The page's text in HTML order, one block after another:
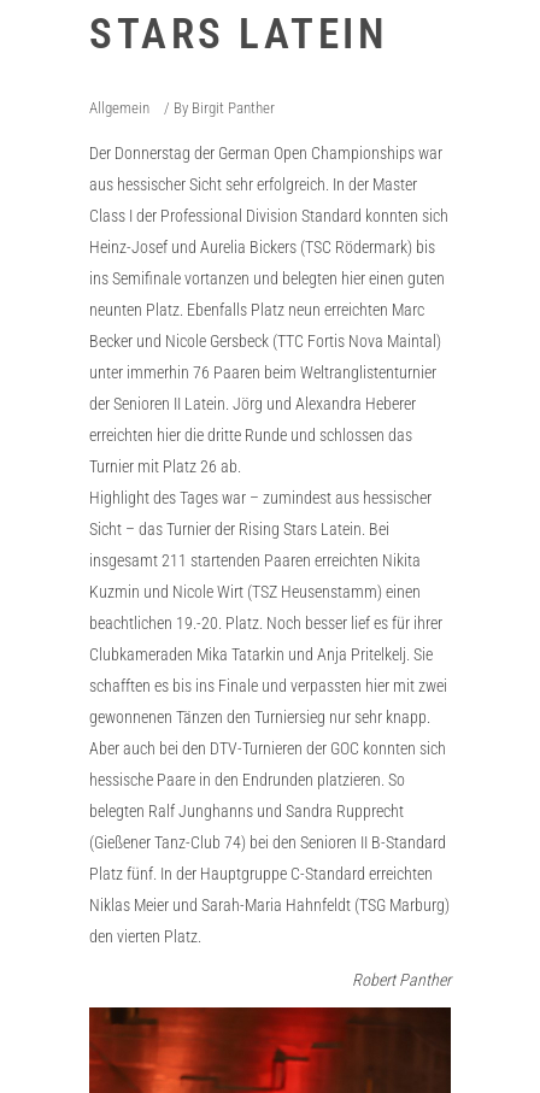
STARS LATEIN
Allgemein By Birgit Panther
Der Donnerstag der German Open Championships war
aus hessischer Sicht sehr erfolgreich. In der Master
Class I der Professional Division Standard konnten sich
Heinz-Josef und Aurelia Bickers (TSC Rödermark) bis
ins Semifinale vortanzen und belegten hier einen guten
neunten Platz. Ebenfalls Platz neun erreichten Marc
Becker und Nicole Gersbeck (TTC Fortis Nova Maintal)
unter immerhin 76 Paaren beim Weltranglistenturnier
der Senioren II Latein. Jörg und Alexandra Heberer
erreichten hier die dritte Runde und schlossen das
Turnier mit Platz 26 ab.
Highlight des Tages war – zumindest aus hessischer
Sicht – das Turnier der Rising Stars Latein. Bei
insgesamt 211 startenden Paaren erreichten Nikita
Kuzmin und Nicole Wirt (TSZ Heusenstamm) einen
beachtlichen 19.-20. Platz. Noch besser lief es für ihrer
Clubkameraden Mika Tatarkin und Anja Pritelkelj. Sie
schafften es bis ins Finale und verpassten hier mit zwei
gewonnenen Tänzen den Turniersieg nur sehr knapp.
Aber auch bei den DTV-Turnieren der GOC konnten sich
hessische Paare in den Endrunden platzieren. So
belegten Ralf Junghanns und Sandra Rupprecht
(Gießener Tanz-Club 74) bei den Senioren II B-Standard
Platz fünf. In der Hauptgruppe C-Standard erreichten
Niklas Meier und Sarah-Maria Hahnfeldt (TSG Marburg)
den vierten Platz.
Robert Panther